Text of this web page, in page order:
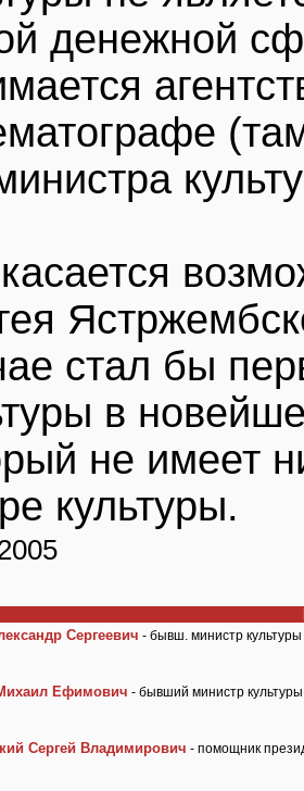
денежной
стал бы
в
не имеет
культуры.
Сергеевич - бывш. министр
Ефимович - бывший министр
Сергей Владимирович - помощник